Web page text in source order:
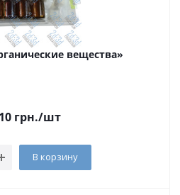
вещества»
грн./шт
В корзину